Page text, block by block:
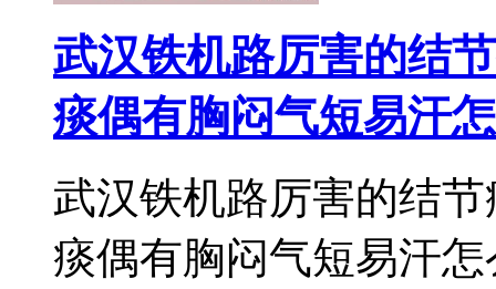
武汉铁机路厉害的结
痰偶有胸闷气短易汗怎
武汉铁机路厉害的结
痰偶有胸闷气短易汗